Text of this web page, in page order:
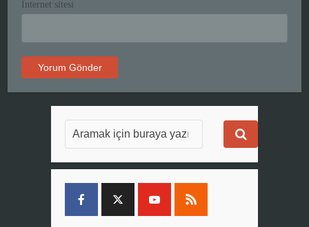
İnternet sitesi